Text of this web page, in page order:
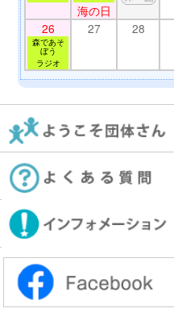
海の日
26
森であそ
ぼう
ラジオ
27 28